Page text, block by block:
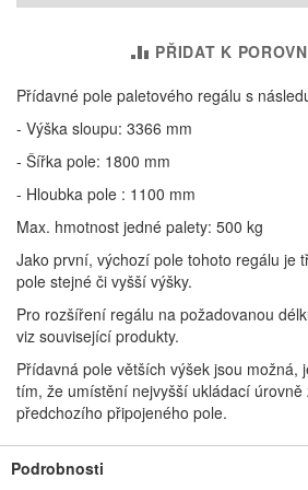
PŘIDAT K
Přídavné pole paletového regálu s
- Výška sloupu: 3366 mm
- Šířka pole: 1800 mm
- Hloubka pole : 1100 mm
Max. hmotnost jedné palety: 500 kg
Jako první, výchozí pole tohoto regálu je
pole stejné či vyšší výšky.
Pro rozšíření regálu na požadovanou
viz související produkty.
Přídavná pole větších výšek jsou možná,
tím, že umístění nejvyšší ukládací úrovně
předchozího připojeného pole.
Podrobnosti